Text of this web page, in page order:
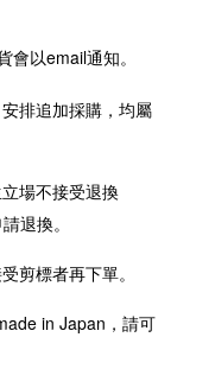
會以email通知。
排追加採購，均屬
場不接受退換
退換。
剪標者再下單。
in Japan ，請可